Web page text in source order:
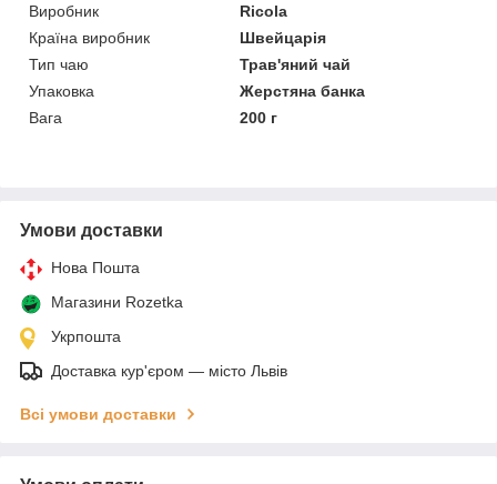
Виробник
Ricola
Країна виробник
Швейцарія
Тип чаю
Трав'яний чай
Упаковка
Жерстяна банка
Вага
200 г
Умови доставки
Нова Пошта
Магазини Rozetka
Укрпошта
Доставка кур'єром — місто Львів
Всі умови доставки